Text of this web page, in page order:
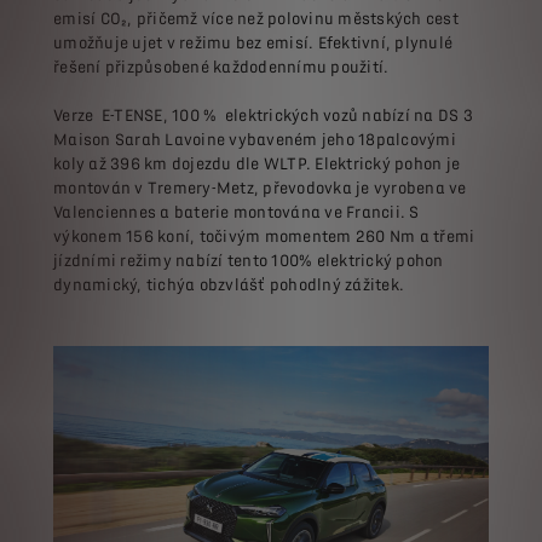
emisí CO₂, přičemž více než polovinu městských cest
umožňuje ujet v režimu bez emisí. Efektivní, plynulé
řešení přizpůsobené každodennímu použití.
Verze E-TENSE, 100 % elektrických vozů nabízí na DS 3
Maison Sarah Lavoine vybaveném jeho 18palcovými
koly až 396 km dojezdu dle WLTP. Elektrický pohon je
montován v Tremery-Metz, převodovka je vyrobena ve
Valenciennes a baterie montována ve Francii. S
výkonem 156 koní, točivým momentem 260 Nm a třemi
jízdními režimy nabízí tento 100% elektrický pohon
dynamický, tichýa obzvlášť pohodlný zážitek.